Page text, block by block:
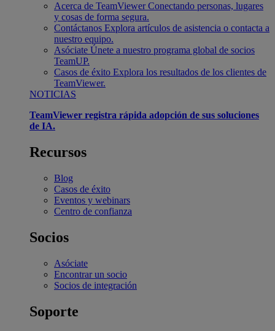
Acerca de TeamViewer Conectando personas, lugares
y cosas de forma segura.
Contáctanos Explora artículos de asistencia o contacta a
nuestro equipo.
Asóciate Únete a nuestro programa global de socios
TeamUP.
Casos de éxito Explora los resultados de los clientes de
TeamViewer.
NOTICIAS
TeamViewer registra rápida adopción de sus soluciones
de IA.
Recursos
Blog
Casos de éxito
Eventos y webinars
Centro de confianza
Socios
Asóciate
Encontrar un socio
Socios de integración
Soporte